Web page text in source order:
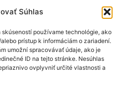
Súhlas
používame technológie, ako
prístup k informáciám o zariadení.
umožní spracovávať údaje, ako je
ID na tejto stránke. Nesúhlas
ovplyvniť určité vlastnosti a
Drevá na rakety
BTY drevo Boll
Fortissimo